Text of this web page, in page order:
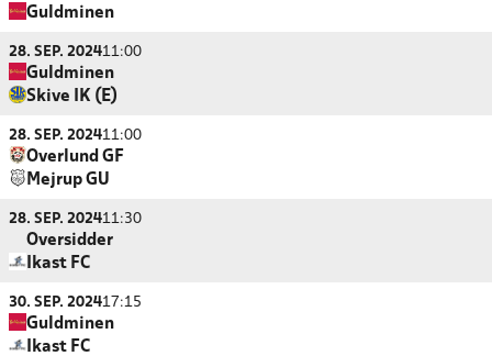
Guldminen
28. SEP. 202411:00
Guldminen
Skive IK (E)
28. SEP. 202411:00
Overlund GF
Mejrup GU
28. SEP. 202411:30
Oversidder
Ikast FC
30. SEP. 202417:15
Guldminen
Ikast FC